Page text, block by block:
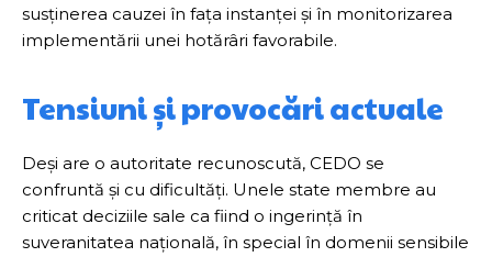
susținerea cauzei în fața instanței și în monitorizarea
implementării unei hotărâri favorabile.
Tensiuni și provocări actuale
Deși are o autoritate recunoscută, CEDO se
confruntă și cu dificultăți. Unele state membre au
criticat deciziile sale ca fiind o ingerință în
suveranitatea națională, în special în domenii sensibile